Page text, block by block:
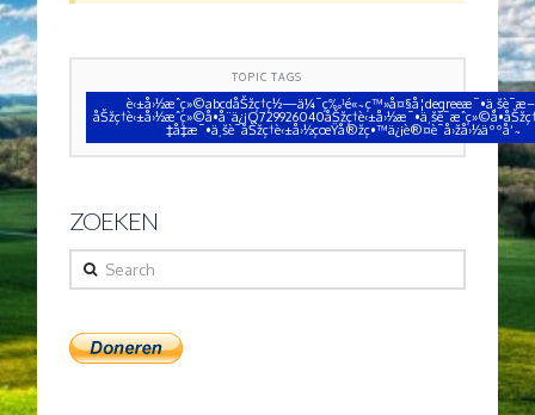
TOPIC TAGS
‡å‡­æ¯•ä¸šè¯åŠžç†è‹±å›½çœŸå®žç•™ä¿¡è®¤è¯å›žå›½äººå‘˜
ZOEKEN
Search